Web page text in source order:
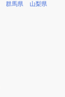
群馬県 山梨県